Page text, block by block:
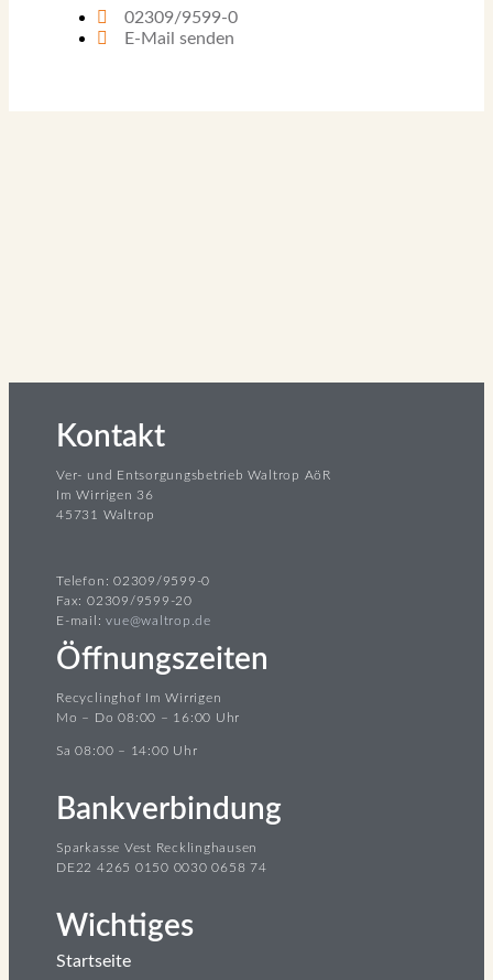
02309/9599-0
E-Mail senden
Kontakt
Ver- und Entsorgungsbetrieb Waltrop AöR
Im Wirrigen 36
45731 Waltrop
Telefon: 02309/9599-0
Fax: 02309/9599-20
E-mail:vue@waltrop.de
Öffnungszeiten
Recyclinghof Im Wirrigen
Mo – Do 08:00 – 16:00 Uhr
Sa 08:00 – 14:00 Uhr
Bankverbindung
Sparkasse Vest Recklinghausen
DE22 4265 0150 0030 0658 74
Wichtiges
Startseite